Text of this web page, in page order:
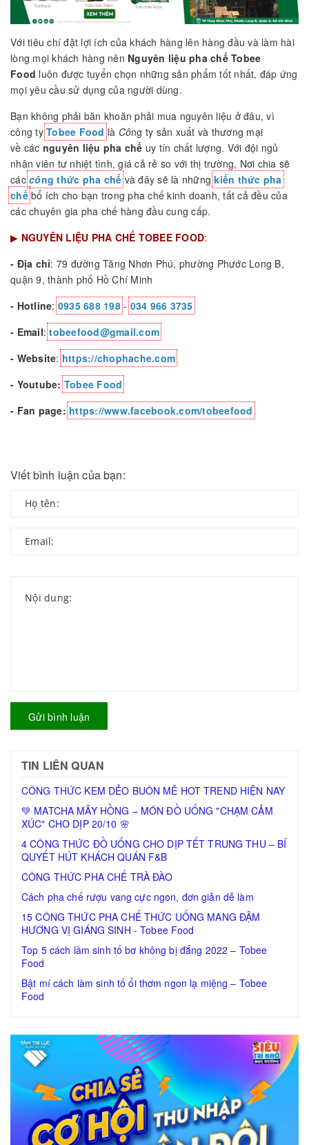
Với tiêu chí đặt lợi ích của khách hàng lên hàng đầu và làm hài
lòng mọi khách hàng nên Nguyên liệu pha chế Tobee
Food luôn được tuyển chọn những sản phẩm tốt nhất, đáp ứng
mọi yêu cầu sử dụng của người dùng.
Bạn không phải băn khoăn phải mua nguyên liệu ở đâu, vì
công tyTobee Food là Công ty sản xuất và thương mại
về các nguyên liệu pha chế uy tín chất lượng. Với đội ngủ
nhân viên tư nhiệt tình, giá cả rẻ so với thị trường, Nơi chia sẽ
cáccông thức pha chếvà đây sẽ là nhữngkiến thức pha
chếbổ ích cho bạn trong pha chế kinh doanh, tất cả đều của
các chuyên gia pha chế hàng đầu cung cấp.
▶ NGUYÊN LIỆU PHA CHẾ TOBEE FOOD:
- Địa chỉ: 79 đường Tăng Nhơn Phú, phường Phước Long B,
quận 9, thành phố Hồ Chí Minh
- Hotline:0935 688 198-034 966 3735
- Email:tobeefood@gmail.com
- Website:https://chophache.com
- Youtube:Tobee Food
- Fan page:https://www.facebook.com/tobeefood
Viết bình luận của bạn:
Gửi bình luận
TIN LIÊN QUAN
CÔNG THỨC KEM DẺO BUÔN MÊ HOT TREND HIỆN NAY
💚 MATCHA MÂY HỒNG – MÓN ĐỒ UỐNG "CHẠM CẢM
XÚC" CHO DỊP 20/10 🌸
4 CÔNG THỨC ĐỒ UỐNG CHO DỊP TẾT TRUNG THU – BÍ
QUYẾT HÚT KHÁCH QUÁN F&B
CÔNG THỨC PHA CHẾ TRÀ ĐÀO
Cách pha chế rượu vang cực ngon, đơn giản dễ làm
15 CÔNG THỨC PHA CHẾ THỨC UỐNG MANG ĐẬM
HƯƠNG VỊ GIÁNG SINH - Tobee Food
Top 5 cách làm sinh tố bơ không bị đắng 2022 – Tobee
Food
Bật mí cách làm sinh tố ổi thơm ngon lạ miệng – Tobee
Food